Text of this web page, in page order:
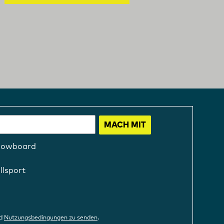
MACH MIT
Nutzungsbedingungen zu senden.